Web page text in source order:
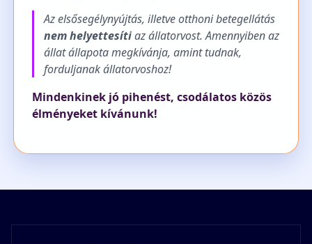
Az elsősegélynyújtás, illetve otthoni betegellátás
nem helyettesítiaz állatorvost. Amennyiben az
állat állapota megkívánja, amint tudnak,
forduljanak állatorvoshoz!
Mindenkinek jó pihenést, csodálatos közös
élményeket kívánunk!